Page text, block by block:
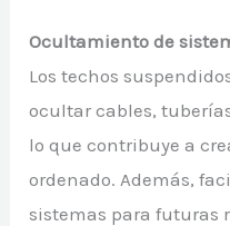
Ocultamiento de
Los techos
ocultar cables,
lo que contribuye a
ordenado. Además,
sistemas para futuras